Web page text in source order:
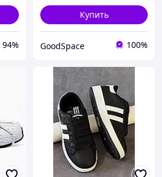
94%
Купить
GoodSpace 100%